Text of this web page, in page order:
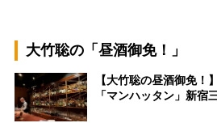
大竹聡の「昼酒御免！」
【大竹聡の昼酒御免！
「マンハッタン」新